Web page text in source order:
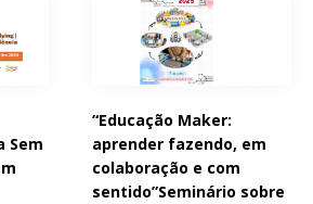
Sem
“Educação Maker:
aprender fazendo, em
colaboração e com
sentido”Seminário sobre